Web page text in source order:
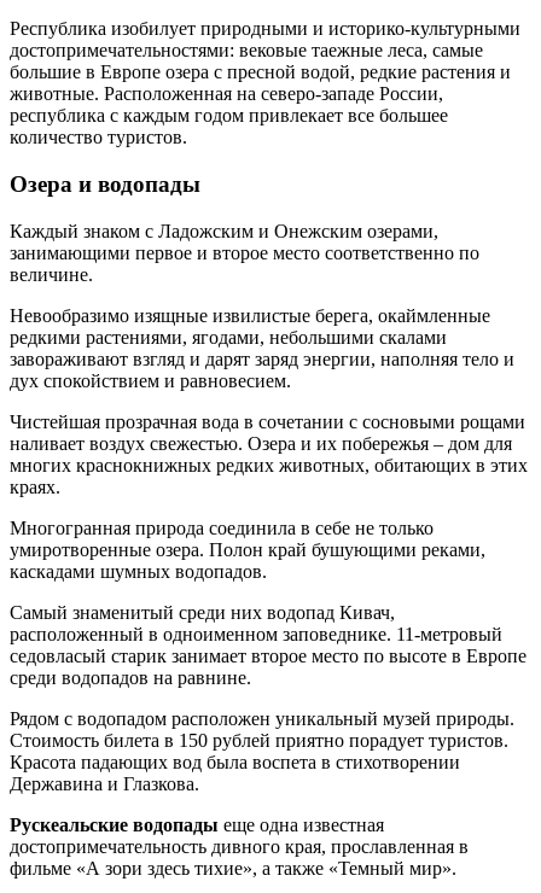
Республика изобилует природными и историко-культурными
достопримечательностями: вековые таежные леса, самые
большие в Европе озера с пресной водой, редкие растения и
животные. Расположенная на северо-западе России,
республика с каждым годом привлекает все большее
количество туристов.
Озера и водопады
Каждый знаком с Ладожским и Онежским озерами,
занимающими первое и второе место соответственно по
величине.
Невообразимо изящные извилистые берега, окаймленные
редкими растениями, ягодами, небольшими скалами
завораживают взгляд и дарят заряд энергии, наполняя тело и
дух спокойствием и равновесием.
Чистейшая прозрачная вода в сочетании с сосновыми рощами
наливает воздух свежестью. Озера и их побережья – дом для
многих краснокнижных редких животных, обитающих в этих
краях.
Многогранная природа соединила в себе не только
умиротворенные озера. Полон край бушующими реками,
каскадами шумных водопадов.
Самый знаменитый среди них водопад Кивач,
расположенный в одноименном заповеднике. 11-метровый
седовласый старик занимает второе место по высоте в Европе
среди водопадов на равнине.
Рядом с водопадом расположен уникальный музей природы.
Стоимость билета в 150 рублей приятно порадует туристов.
Красота падающих вод была воспета в стихотворении
Державина и Глазкова.
Рускеальские водопады еще одна известная
достопримечательность дивного края, прославленная в
фильме «А зори здесь тихие», а также «Темный мир».